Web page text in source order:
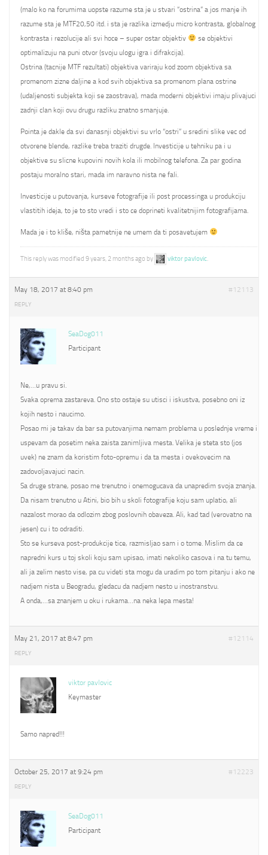
(malo ko na forumima uopste razume sta je u stvari “ostrina” a jos manje ih
razume sta je MTF20,50 itd. i sta je razlika izmedju micro kontrasta, globalnog
kontrasta i rezolucije ali svi hoce – super ostar objektiv
se objektivi
optimalizuju na puni otvor (svoju ulogu igra i difrakcija).
Ostrina (tacnije MTF rezultati) objektiva variraju kod zoom objektiva sa
promenom zizne daljine a kod svih objektiva sa promenom plana ostrine
(udaljenosti subjekta koji se zaostrava), mada moderni objektivi imaju plivajuci
zadnji clan koji ovu drugu razliku znatno smanjuje.
Pointa je dakle da svi danasnji objektivi su vrlo “ostri” u sredini slike vec od
otvorene blende, razlike treba traziti drugde. Investicije u tehniku pa i u
objektive su slicne kupovini novih kola ili mobilnog telefona. Za par godina
postaju moralno stari, mada im naravno nista ne fali.
Investicije u putovanja, kurseve fotografije ili post processinga u produkciju
vlastitih ideja, to je to sto vredi i sto ce doprineti kvalitetnijim fotografijama.
Mada je i to kliše, ništa pametnije ne umem da ti posavetujem
This reply was modified 9 years, 2 months ago by viktor pavlovic.
May 18, 2017 at 8:40 pm #12113
REPLY
SeaDog011
Participant
Ne,…u pravu si.
Svaka oprema zastareva. Ono sto ostaje su utisci i iskustva, posebno oni iz
kojih nesto i naucimo.
Posao mi je takav da bar sa putovanjima nemam problema u poslednje vreme i
uspevam da posetim neka zaista zanimljiva mesta. Velika je steta sto (jos
uvek) ne znam da koristim foto-opremu i da ta mesta i ovekovecim na
zadovoljavajuci nacin.
Sa druge strane, posao me trenutno i onemogucava da unapredim svoja znanja.
Da nisam trenutno u Atini, bio bih u skoli fotografije koju sam uplatio, ali
nazalost morao da odlozim zbog poslovnih obaveza. Ali, kad tad (verovatno na
jesen) cu i to odraditi.
Sto se kurseva post-produkcije tice, razmisljao sam i o tome. Mislim da ce
napredni kurs u toj skoli koju sam upisao, imati nekoliko casova i na tu temu,
ali ja zelim nesto vise, pa cu videti sta mogu da uradim po tom pitanju i ako ne
nadjem nista u Beogradu, gledacu da nadjem nesto u inostranstvu.
A onda,…sa znanjem u oku i rukama…na neka lepa mesta!
May 21, 2017 at 8:47 pm #12114
REPLY
viktor pavlovic
Keymaster
Samo napred!!!
October 25, 2017 at 9:24 pm #12223
REPLY
SeaDog011
Participant